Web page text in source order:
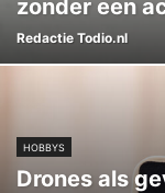
zonder een
Redactie Todio.nl
HOBBYS
Drones als